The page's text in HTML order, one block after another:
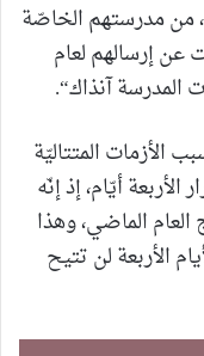
من مدرستهم الخاصّة
عن إرسالهم لعام
المدرسة آنذاك“.
الأزمات المتتاليّة
أيّام، إذ إنّه
الماضي، وهذا
الأربعة لن تتيح